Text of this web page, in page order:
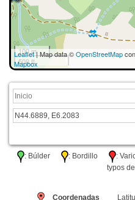
100 m
500 ft
Leaflet| Map data ©OpenStreetMap
Mapbox
: Búlder : Bordillo :
typos
Coordenadas